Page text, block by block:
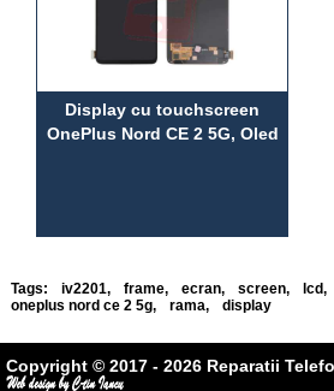
Display cu touchscreen
OnePlus Nord CE 2 5G, Oled
Tags: iv2201, frame, ecran, screen, lcd,
oneplus nord ce 2 5g, rama, display
Copyright © 2017 - 2026 Reparatii